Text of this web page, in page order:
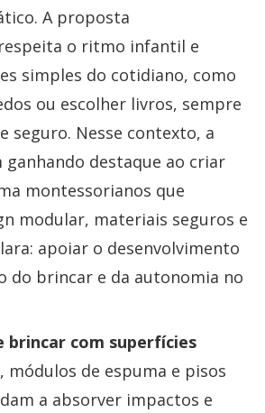
A proposta
o ritmo infantil e
simples do cotidiano, como
ou escolher livros, sempre
seguro. Nesse contexto, a
ganhando destaque ao criar
montessorianos que
modular, materiais seguros e
apoiar o desenvolvimento
do brincar e da autonomia no
brincar com superfícies
módulos de espuma e pisos
a absorver impactos e